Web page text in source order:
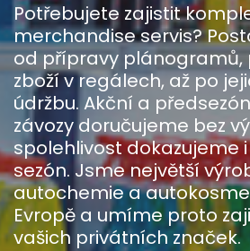
Potřebujete zajistit
merchandise servis?
od přípravy plánogramů,
zboží v regálech, až po
údržbu. Akční a
závozy doručujeme bez
spolehlivost dokazujeme
sezón. Jsme největší
autochemie a
Evropě a umíme proto
vašich privátních značek.